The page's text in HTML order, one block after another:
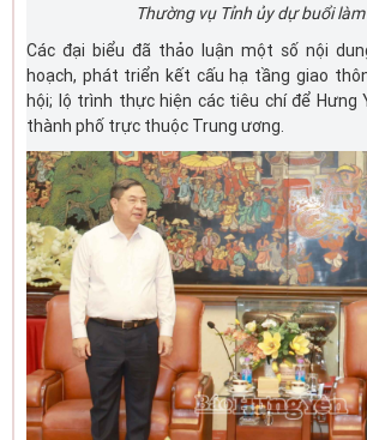
Thường vụ Tỉnh ủy dự buổi làm
Các đại biểu đã thảo luận một số nội
hoạch, phát triển kết cấu hạ tầng giao
hội; lộ trình thực hiện các tiêu chí để Hưng
thành phố trực thuộc Trung ương.